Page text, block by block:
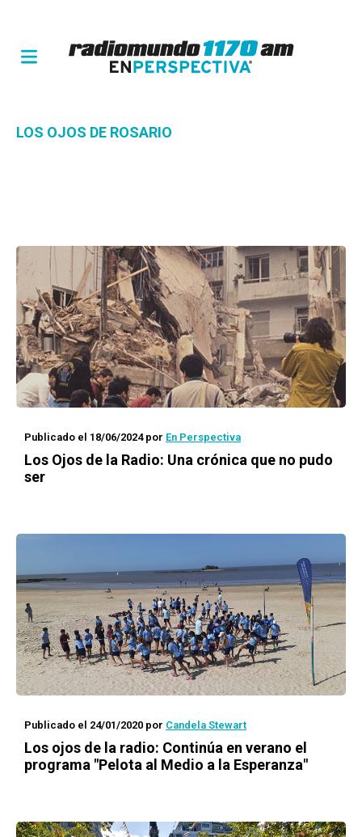
LOS OJOS DE ROSARIO
Publicado el 18/06/2024por En Perspectiva
Los Ojos de la Radio: Una crónica que no pudo
ser
Publicado el 24/01/2020 por Candela Stewart
Los ojos de la radio: Continúa en verano el
programa "Pelota al Medio a la Esperanza"